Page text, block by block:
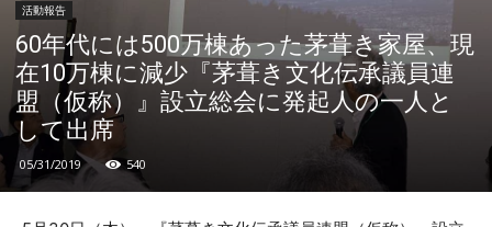
活動報告
60年代には500万棟あった茅葺き家屋、現
在10万棟に減少『茅葺き文化伝承議員連
盟（仮称）』設立総会に発起人の一人と
して出席
05/31/2019 540